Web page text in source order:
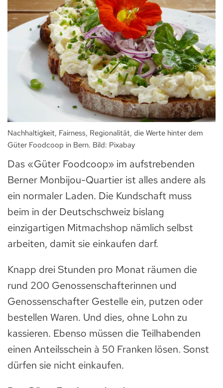
Nachhaltigkeit, Fairness, Regionalität, die Werte hinter dem
Güter Foodcoop in Bern. Bild: Pixabay
Das «Güter Foodcoop» im aufstrebenden
Berner Monbijou-Quartier ist alles andere als
ein normaler Laden. Die Kundschaft muss
beim in der Deutschschweiz bislang
einzigartigen Mitmachshop nämlich selbst
arbeiten, damit sie einkaufen darf.
Knapp drei Stunden pro Monat räumen die
rund 200 Genossenschafterinnen und
Genossenschafter Gestelle ein, putzen oder
bestellen Waren. Und dies, ohne Lohn zu
kassieren. Ebenso müssen die Teilhabenden
einen Anteilsschein à 50 Franken lösen. Sonst
dürfen sie nicht einkaufen.